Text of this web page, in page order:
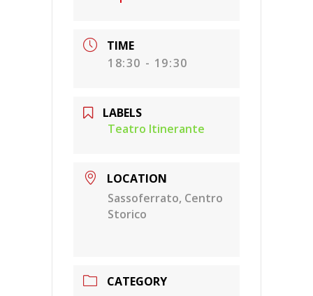
TIME
18:30 - 19:30
LABELS
Teatro Itinerante
LOCATION
Sassoferrato, Centro
Storico
CATEGORY